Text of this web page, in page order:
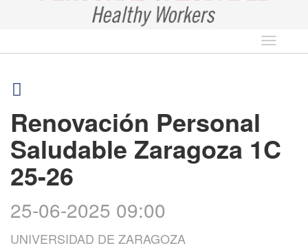
Idioma
Renovación Personal
Saludable Zaragoza 1C
25-26
25-06-2025 09:00
UNIVERSIDAD DE ZARAGOZA